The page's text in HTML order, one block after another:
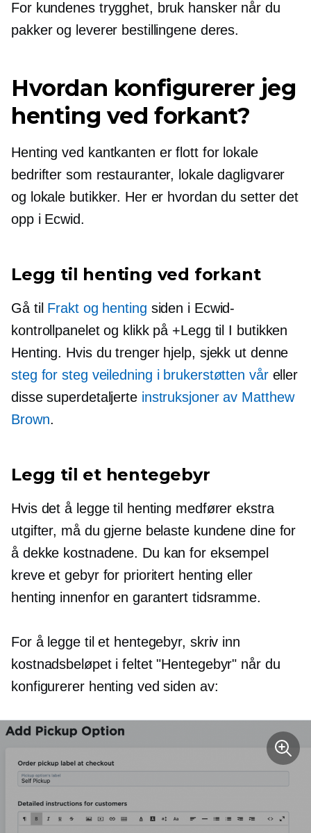
For kundenes trygghet, bruk hansker når du
pakker og leverer bestillingene deres.
Hvordan konfigurerer jeg
henting ved forkant?
Henting ved kantkanten er flott for lokale
bedrifter som restauranter, lokale dagligvarer
og lokale butikker. Her er hvordan du setter det
opp i Ecwid.
Legg til henting ved forkant
Gå til Frakt og henting siden i Ecwid-
kontrollpanelet og klikk på +Legg til I butikken
Henting. Hvis du trenger hjelp, sjekk ut denne
steg for steg veiledning i brukerstøtten våreller
disse superdetaljerte instruksjoner av Matthew
Brown.
Legg til et hentegebyr
Hvis det å legge til henting medfører ekstra
utgifter, må du gjerne belaste kundene dine for
å dekke kostnadene. Du kan for eksempel
kreve et gebyr for prioritert henting eller
henting innenfor en garantert tidsramme.
For å legge til et hentegebyr, skriv inn
kostnadsbeløpet i feltet "Hentegebyr" når du
konfigurerer henting ved siden av: